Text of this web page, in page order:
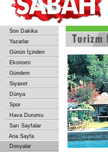
Son Dakika
Yazarlar
Günün İçinden
Ekonomi
Gündem
Siyaset
Dünya
Spor
Hava Durumu
Sarı Sayfalar
Ana Sayfa
Dosyalar